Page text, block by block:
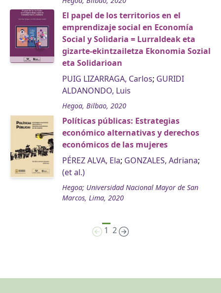
El papel de los territorios en el
emprendizaje social en Economía
Social y Solidaria = Lurraldeak eta
gizarte-ekintzailetza Ekonomia Sozial
eta Solidarioan
PUIG LIZARRAGA, Carlos; GURIDI
ALDANONDO, Luis
Hegoa, Bilbao, 2020
Políticas públicas: Estrategias
económico alternativas y derechos
económicos de las mujeres
PÉREZ ALVA, Ela; GONZALES, Adriana;
(et al.)
Hegoa; Universidad Nacional Mayor de San
Marcos, Lima, 2020
1 2